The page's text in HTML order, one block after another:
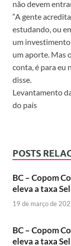
não devem
“A gente
estudando, ou
um
um aporte. Mas
conta, é para eu
disse.
Levantamento
do país
POSTS
BC – Copom
eleva a taxa
19 de março de
BC – Copom
eleva a taxa